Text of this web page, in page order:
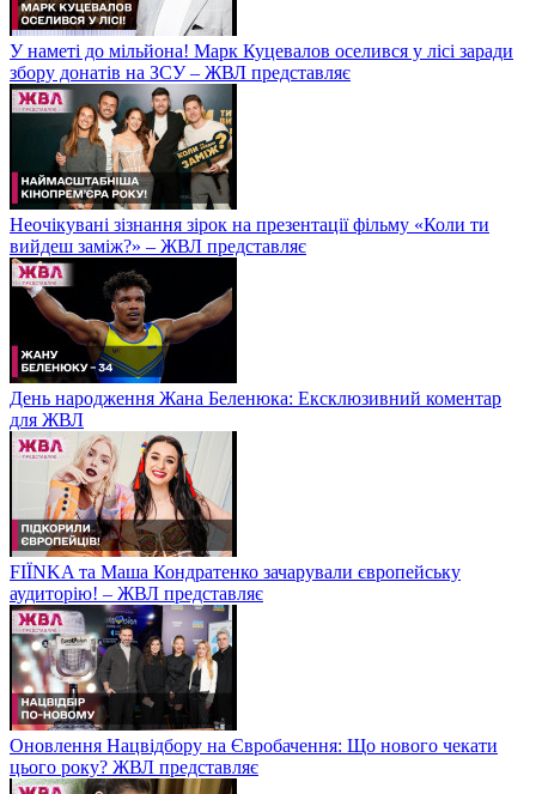
У наметі до мільйона! Марк Куцевалов оселився у лісі заради
збору донатів на ЗСУ – ЖВЛ представляє
Неочікувані зізнання зірок на презентації фільму «Коли ти
вийдеш заміж?» – ЖВЛ представляє
День народження Жана Беленюка: Ексклюзивний коментар
для ЖВЛ
FIЇNKA та Маша Кондратенко зачарували європейську
аудиторію! – ЖВЛ представляє
Оновлення Нацвідбору на Євробачення: Що нового чекати
цього року? ЖВЛ представляє